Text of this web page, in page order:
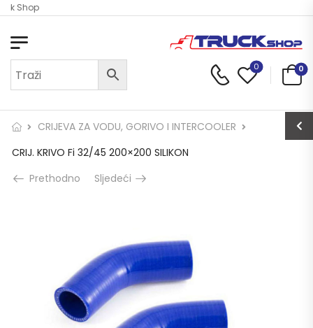
Shop
0 0
CRIJEVA ZA VODU, GORIVO I INTERCOOLER
CRIJ. KRIVO Fi 32/45 200×200 SILIKON
Prethodno
Sljedeći